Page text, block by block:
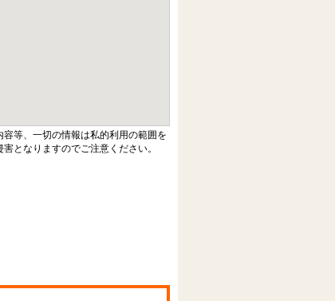
等、一切の情報は私的利用の範囲を
となりますのでご注意ください。